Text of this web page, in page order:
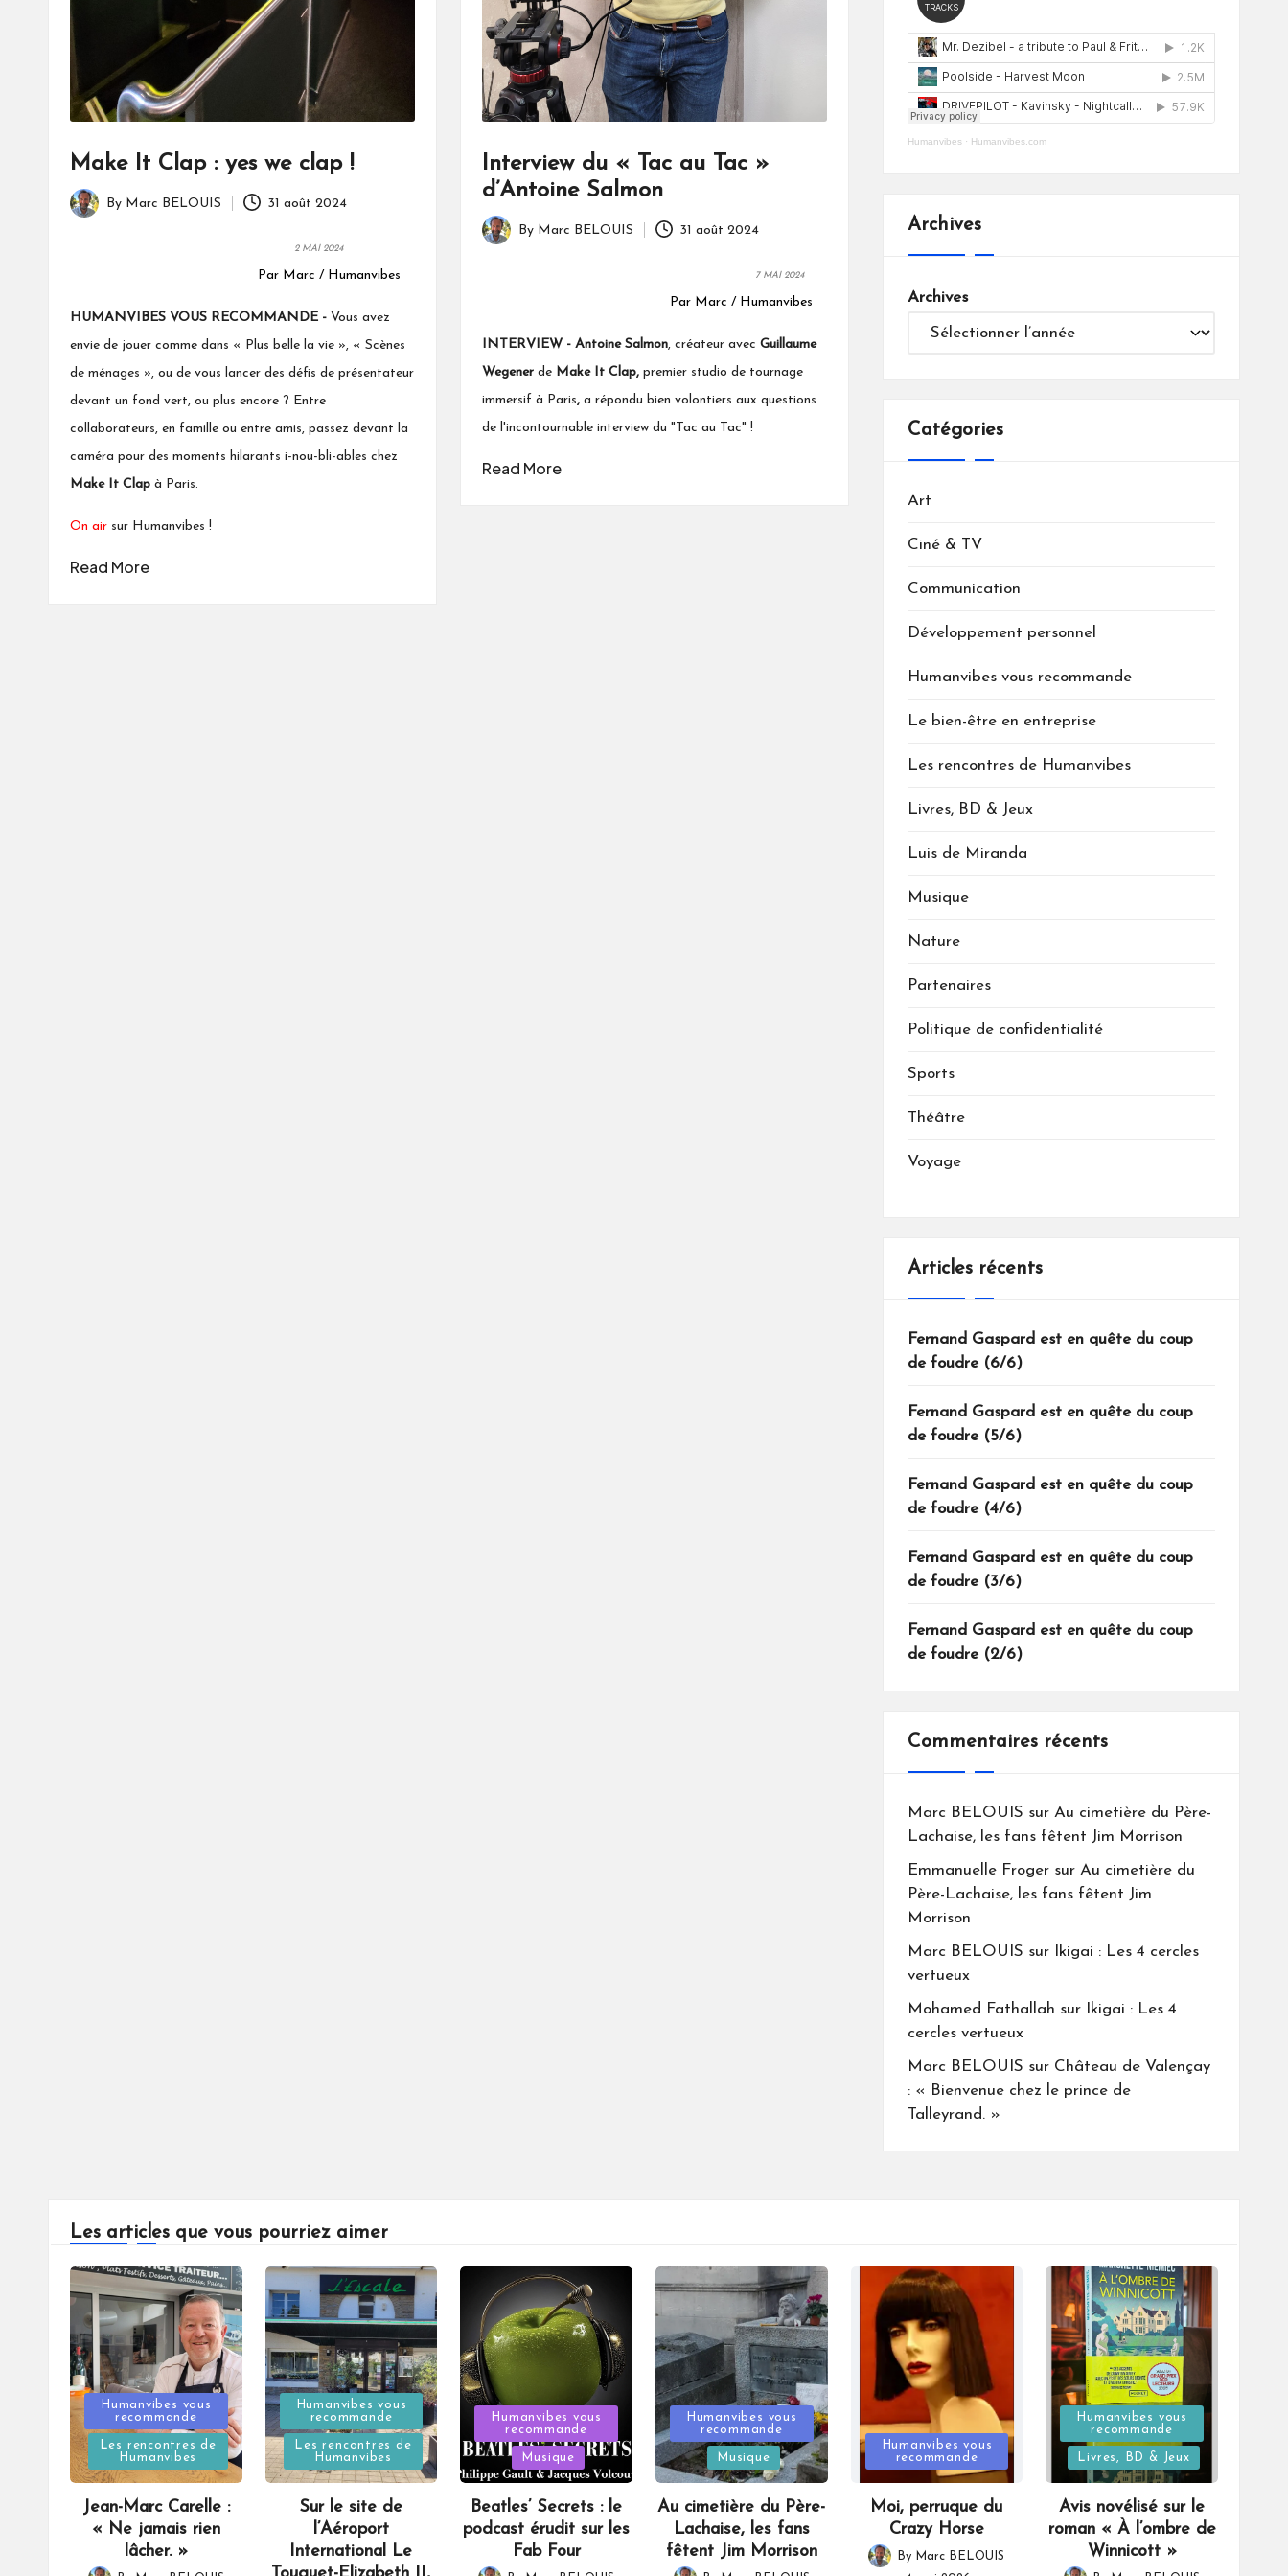
Make It Clap : yes we clap !
Posted
By Marc BELOUIS 31 août 2024
2 MAI 2024
Par Marc / Humanvibes
HUMANVIBES VOUS RECOMMANDE - Vous avez
envie de jouer comme dans « Plus belle la vie », « Scènes
de ménages », ou de vous lancer des défis de présentateur
devant un fond vert, ou plus encore ? Entre
collaborateurs, en famille ou entre amis, passez devant la
caméra pour des moments hilarants i-nou-bli-ables chez
Make It Clap à Paris.
On air sur Humanvibes !
Read More
Interview du « Tac au Tac »
d’Antoine Salmon
Posted
By Marc BELOUIS 31 août 2024
7 MAI 2024
Par Marc / Humanvibes
INTERVIEW - Antoine Salmon, créateur avec Guillaume
Wegenerde Make It Clap, premier studio de tournage
immersif à Paris,a répondu bien volontiers aux questions
de l'incontournable interview du "Tac au Tac" !
Read More
Humanvibes· Humanvibes.com
Archives
Archives
Catégories
Art
Ciné & TV
Communication
Développement personnel
Humanvibes vous recommande
Le bien-être en entreprise
Les rencontres de Humanvibes
Livres, BD & Jeux
Luis de Miranda
Musique
Nature
Partenaires
Politique de confidentialité
Sports
Théâtre
Voyage
Articles récents
Fernand Gaspard est en quête du coup
de foudre (6/6)
Fernand Gaspard est en quête du coup
de foudre (5/6)
Fernand Gaspard est en quête du coup
de foudre (4/6)
Fernand Gaspard est en quête du coup
de foudre (3/6)
Fernand Gaspard est en quête du coup
de foudre (2/6)
Commentaires récents
Marc BELOUIS sur Au cimetière du Père-
Lachaise, les fans fêtent Jim Morrison
Emmanuelle Frogersur Au cimetière du
Père-Lachaise, les fans fêtent Jim
Morrison
Marc BELOUIS sur
Ikigai : Les 4 cercles
vertueux
Mohamed Fathallah sur
Ikigai : Les 4
cercles vertueux
Marc BELOUIS sur Château de Valençay
: « Bienvenue chez le prince de
Talleyrand. »
Les articles que vous pourriez aimer
Posted
in
Humanvibes vous
recommande
Les rencontres de
Humanvibes
Jean-Marc Carelle :
« Ne jamais rien
lâcher. »
Posted
in
Humanvibes vous
recommande
Les rencontres de
Humanvibes
Sur le site de
l’Aéroport
International Le
Posted
in
Humanvibes vous
recommande
Musique
Beatles’ Secrets : le
podcast érudit sur les
Fab Four
Posted
in
Humanvibes vous
recommande
Musique
Au cimetière du Père-
Lachaise, les fans
fêtent Jim Morrison
Posted
in
Humanvibes vous
recommande
Moi, perruque du
Crazy Horse
Posted
By Marc BELOUIS
Posted
in
Humanvibes vous
recommande
Livres, BD & Jeux
Avis novélisé sur le
roman « À l’ombre de
Winnicott »